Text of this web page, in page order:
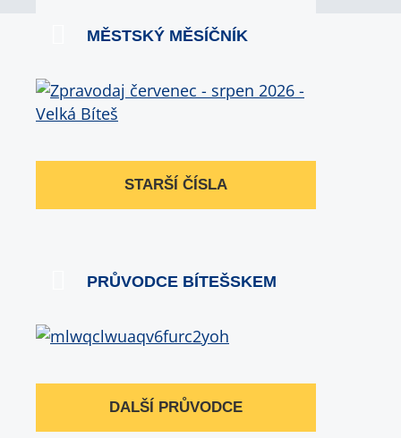
MĚSTSKÝ MĚSÍČNÍK
STARŠÍ ČÍSLA
PRŮVODCE BÍTEŠSKEM
DALŠÍ PRŮVODCE